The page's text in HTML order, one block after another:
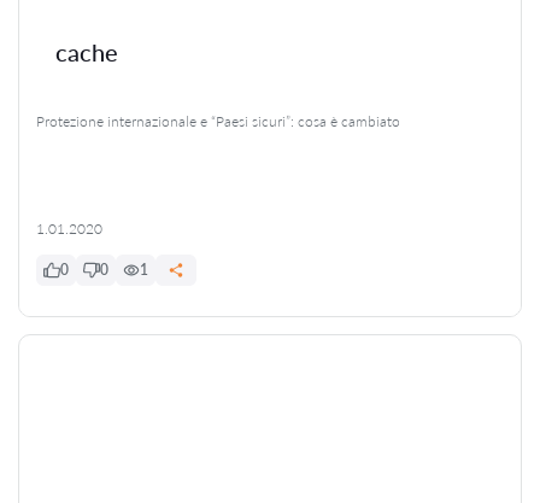
cache
Protezione internazionale e “Paesi sicuri”: cosa è cambiato
1.01.2020
0 0 1